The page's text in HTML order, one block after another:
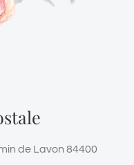
de Lavon 84400